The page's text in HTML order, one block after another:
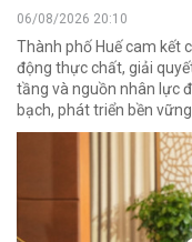
06/08/2026 20:10
Thành phố Huế cam kết
động thực chất, giải
tầng và nguồn nhân lực
bạch, phát triển bền vững.